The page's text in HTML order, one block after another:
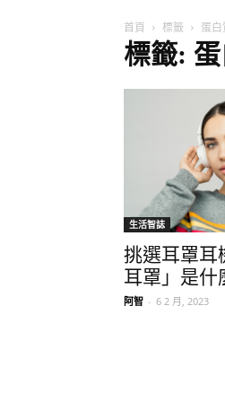
首頁 標籤 蛋白
標籤:
生活智誌
挑選耳罩耳
耳罩」是什
阿智 - 6 2 月, 2023